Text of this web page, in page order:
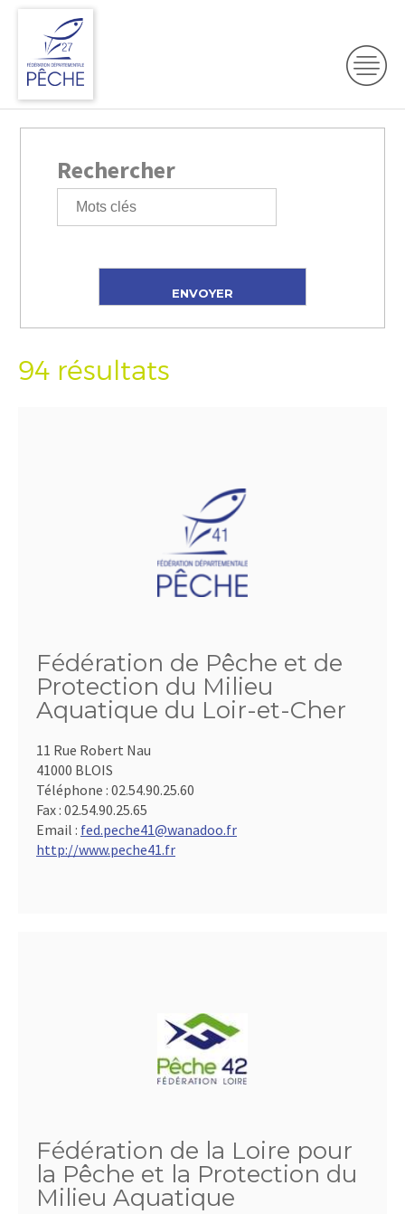
Rechercher
94 résultats
Fédération de Pêche et de
Protection du Milieu
Aquatique du Loir-et-Cher
11 Rue Robert Nau
41000 BLOIS
Téléphone : 02.54.90.25.60
Fax : 02.54.90.25.65
Email : fed.peche41@wanadoo.fr
http://www.peche41.fr
Fédération de la Loire pour
la Pêche et la Protection du
Milieu Aquatique